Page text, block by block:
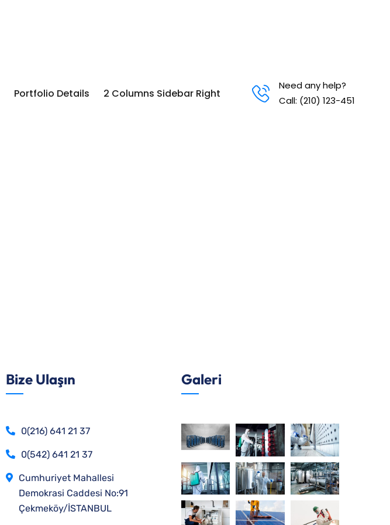
Portfolio Details 2 Columns Sidebar Right
Need any help?
Call: (210) 123-451
Bize Ulaşın
0(216) 641 21 37
0(542) 641 21 37
Cumhuriyet Mahallesi
Demokrasi Caddesi No:91
Çekmeköy/İSTANBUL
Galeri